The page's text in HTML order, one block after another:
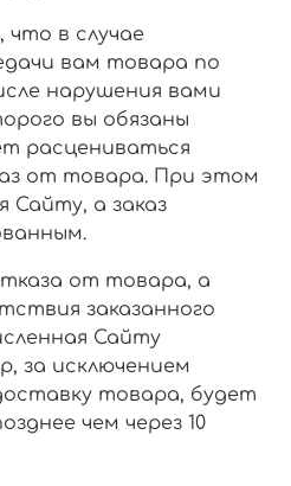
что в случае
вам товара по
нарушения вами
вы обязаны
расцениваться
от товара. При этом
Сайту, а заказ
от товара, а
заказанного
Сайту
за исключением
товара, будет
чем через 10